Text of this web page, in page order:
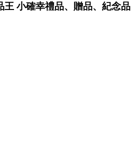
王 小確幸禮品、贈品、紀念品